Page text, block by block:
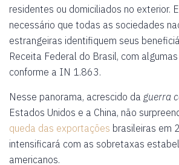
residentes ou domiciliados no exterior.
necessário que todas as sociedades
estrangeiras identifiquem seus
Receita Federal do Brasil, com
conforme a IN 1.863.
Nesse panorama, acrescido da guerra
Estados Unidos e a China, não
queda das exportações brasileiras em
intensificará com as sobretaxas
americanos.